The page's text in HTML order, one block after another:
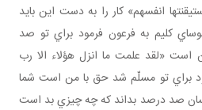
انفسهم» کار را به دست اين بايد
کليم به فرعون فرمود براي تو صد
«لقد علمت ما انزل هؤلاء الا رب
براي تو مسلّم شد حق با من است شما
صد درصد بداند که چه چيزي بد است